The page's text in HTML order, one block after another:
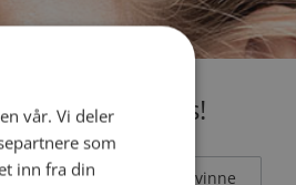
medlem gratis!
Mann Kvinne
vår. Vi deler
som
inn fra din